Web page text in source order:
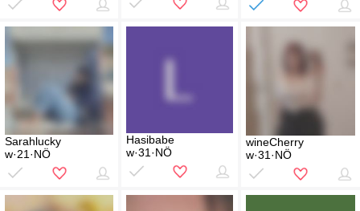
Sarahlucky
w·21·NÖ
Hasibabe
w·31·NÖ
wineCherry
w·31·NÖ